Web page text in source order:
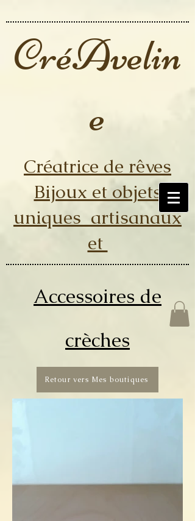
CréAvelin
e
Créatrice de rêves
Bijoux et objets
uniques artisanaux
et
Accessoires de
crèches
Retour vers Mes boutiques